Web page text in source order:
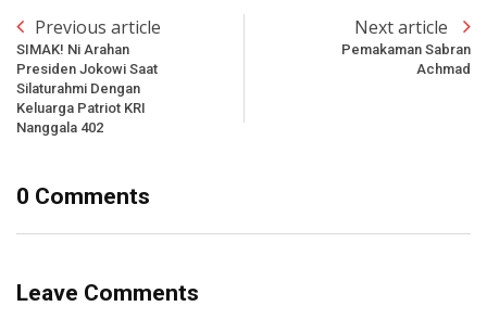
Previous article
SIMAK! Ni Arahan
Presiden Jokowi Saat
Silaturahmi Dengan
Keluarga Patriot KRI
Nanggala 402
Next article
Pemakaman Sabran
Achmad
0 Comments
Leave Comments